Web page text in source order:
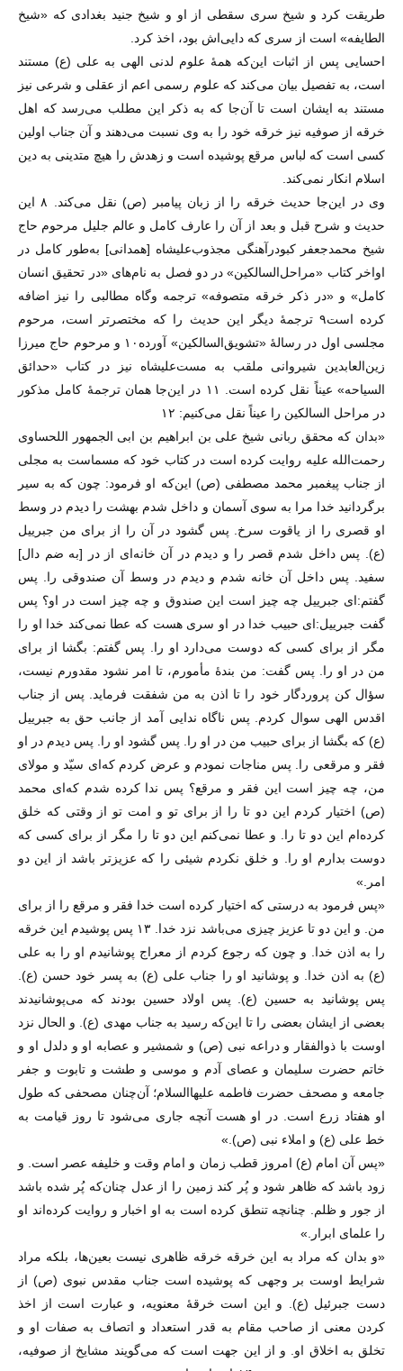
طریقت کرد و شیخ سری سقطی از او و شیخ جنید بغدادی که «شیخ
الطایفه» است از سری که دایی‌اش بود، اخذ کرد.
احسایی پس از اثبات این‌که همهٔ علوم لدنی الهی به علی (ع) مستند
است، به تفصیل بیان می‌کند که علوم رسمی اعم از عقلی و شرعی نیز
مستند به ایشان است تا آن‌جا که به ذکر این مطلب می‌رسد که اهل
خرقه از صوفیه نیز خرقه خود را به وی نسبت می‌دهند و آن جناب اولین
کسی است که لباس مرقع پوشیده است و زهدش را هیچ متدینی به دین
اسلام انکار نمی‌کند.
وی در این‌جا حدیث خرقه را از زبان پیامبر (ص) نقل می‌کند. ۸ این
حدیث و شرح قبل و بعد از آن را عارف کامل و عالم جلیل مرحوم حاج
شیخ محمدجعفر کبودرآهنگی مجذوب‌علیشاه [همدانی] به‌طور کامل در
اواخر کتاب «مراحل‌السالکین» در دو فصل به نام‌های «در تحقیق انسان
کامل» و «در ذکر خرقه متصوفه» ترجمه و‌گاه مطالبی را نیز اضافه
کرده است۹ ترجمهٔ دیگر این حدیث را که مختصر‌تر است، مرحوم
مجلسی اول در رسالهٔ «تشویق‌السالکین» آورده۱۰ و مرحوم حاج میرزا
زین‌العابدین شیروانی ملقب به مست‌علیشاه نیز در کتاب «حدائق‌
السیاحه» عیناً نقل کرده است. ۱۱ در این‌جا‌‌ همان ترجمهٔ کامل مذکور
در مراحل السالکین را عیناً نقل می‌کنیم: ۱۲
«بدان که محقق ربانی شیخ علی بن ابراهیم بن ابی الجمهور اللحساوی
رحمت‌الله علیه روایت کرده است در کتاب خود که مسماست به مجلی
از جناب پیغمبر محمد مصطفی (ص) این‌که او فرمود: چون که به سیر
برگردانید خدا مرا به سوی آسمان و داخل شدم بهشت را دیدم در وسط
او قصری را از یاقوت سرخ. پس گشود در آن را از برای من جبرییل
(ع). پس داخل شدم قصر را و دیدم در آن خانه‌ای از در [به ضم دال]
سفید. پس داخل آن خانه شدم و دیدم در وسط آن صندوقی را. پس
گفتم:‌ای جبرییل چه چیز است این صندوق و چه چیز است در او؟ پس
گفت جبرییل:‌ای حبیب خدا در او سری هست که عطا نمی‌کند خدا او را
مگر از برای کسی که دوست می‌دارد او را. پس گفتم: بگشا از برای
من در او را. پس گفت: من بندهٔ مأمورم، تا امر نشود مقدورم نیست،
سؤال کن پروردگار خود را تا اذن به من شفقت فرماید. پس از جناب
اقدس الهی سوال کردم. پس ناگاه ندایی آمد از جانب حق به جبرییل
(ع) که بگشا از برای حبیب من در او را. پس گشود او را. پس دیدم در او
فقر و مرقعی را. پس مناجات نمودم و عرض کردم که‌ای سیّد و مولای
من، چه چیز است این فقر و مرقع؟ پس ندا کرده شدم که‌ای محمد
(ص) اختیار کردم این دو تا را از برای تو و امت تو از وقتی که خلق
کرده‌ام این دو تا را. و عطا نمی‌کنم این دو تا را مگر از برای کسی که
دوست بدارم او را. و خلق نکردم شیئی را که عزیز‌تر باشد از این دو
امر.»
«پس فرمود به درستی که اختیار کرده است خدا فقر و مرقع را از برای
من. و این دو تا عزیز چیزی می‌باشد نزد خدا. ۱۳ پس پوشیدم این خرقه
را به اذن خدا. و چون که رجوع کردم از معراج پوشانیدم او را به علی
(ع) به اذن خدا. و پوشانید او را جناب علی (ع) به پسر خود حسن (ع).
پس پوشانید به حسین (ع). پس اولاد حسین بودند که می‌پوشانیدند
بعضی از ایشان بعضی را تا این‌که رسید به جناب مهدی (ع). و الحال نزد
اوست با ذوالفقار و دراعه نبی (ص) و شمشیر و عصابه او و دلدل او و
خاتم حضرت سلیمان و عصای آدم و موسی و طشت و تابوت و جفر
جامعه و مصحف حضرت فاطمه علیهاالسلام؛ آن‌چنان مصحفی که طول
او هفتاد زرع است. در او هست آنچه جاری می‌شود تا روز قیامت به
خط علی (ع) و املاء نبی (ص).»
«پس آن امام (ع) امروز قطب زمان و امام وقت و خلیفه عصر است. و
زود باشد که ظاهر شود و پُر کند زمین را از عدل چنان‌که پُر شده باشد
از جور و ظلم. چنانچه تنطق کرده است به او اخبار و روایت کرده‌اند او
را علمای ابرار.»
«و بدان که مراد به این خرقه خرقه ظاهری نیست بعین‌ها، بلکه مراد
شرایط اوست بر وجهی که پوشیده است جناب مقدس نبوی (ص) از
دست جبرئیل (ع). و این است خرقهٔ معنویه، و عبارت است از اخذ
کردن معنی از صاحب مقام به قدر استعداد و اتصاف به صفات او و
تخلق به اخلاق او. و از این جهت است که می‌گویند مشایخ از صوفیه،